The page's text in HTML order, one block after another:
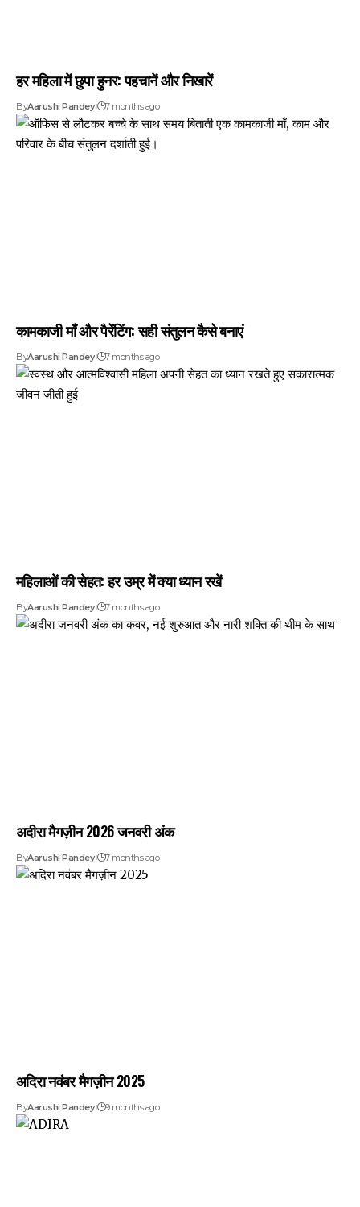
हर महिला में छुपा हुनर: पहचानें और निखारें
ByAarushi Pandey 7 months ago
कामकाजी माँ और पैरेंटिंग: सही संतुलन कैसे बनाएं
ByAarushi Pandey 7 months ago
महिलाओं की सेहत: हर उम्र में क्या ध्यान रखें
ByAarushi Pandey 7 months ago
अदीरा मैगज़ीन 2026 जनवरी अंक
ByAarushi Pandey 7 months ago
अदिरा नवंबर मैगज़ीन 2025
ByAarushi Pandey 9 months ago